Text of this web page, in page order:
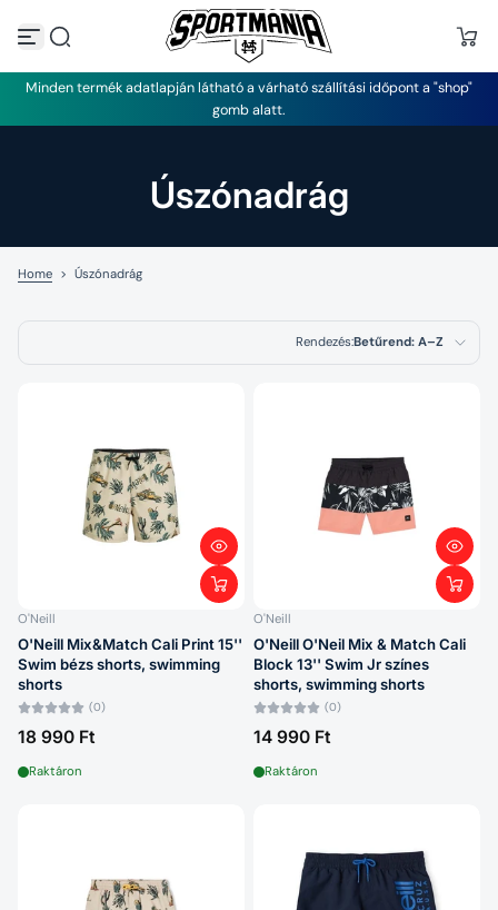
g
á
o
m
h
z
Minden termék adatlapján látható a várható szállítási időpont a "shop"
gomb alatt.
Úszónadrág
Home > Úszónadrág
Rendezés:Betűrend: A–Z
Legnépszerűbb
termékek
Betűrend: A–Z
Ár: magas > alacsony
Dátum: régi > új
O'Neill
O'Neill Mix&Match Cali Print 15''
Swim bézs shorts, swimming
shorts
(0)
18 990 Ft
Raktáron
O'Neill
O'Neill O'Neil Mix & Match Cali
Block 13'' Swim Jr színes
shorts, swimming shorts
(0)
14 990 Ft
Raktáron